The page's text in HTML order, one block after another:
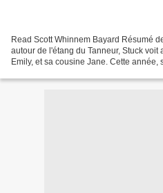
Read Scott Whinnem Bayard Résumé
autour de l'étang du Tanneur, Stuck
Emily, et sa cousine Jane. Cette année,